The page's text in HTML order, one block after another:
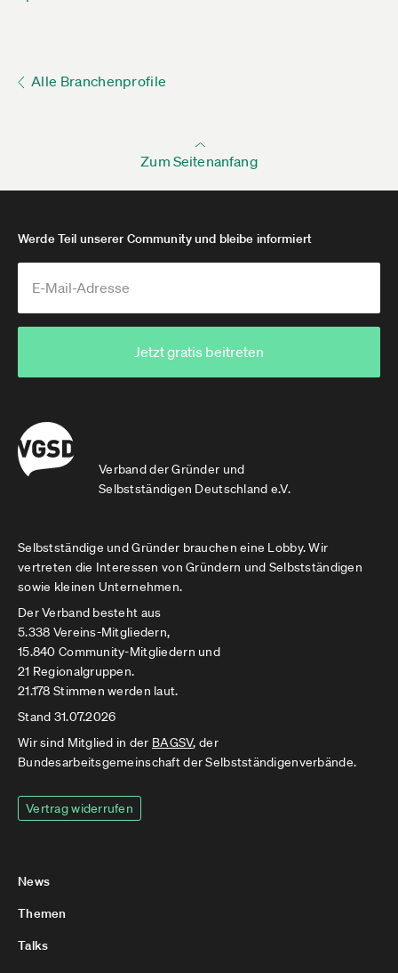
Alle Branchenprofile
Zum Seitenanfang
Verband der Gründer und
Selbstständigen Deutschland e.V.
Werde Teil unserer Community und bleibe informiert
Jetzt gratis beitreten
Selbstständige und Gründer brauchen eine Lobby. Wir
vertreten die Interessen von Gründern und Selbstständigen
sowie kleinen Unternehmen.
Der Verband besteht aus
5.338 Vereins-Mitgliedern,
15.840 Community-Mitgliedern und
21 Regionalgruppen.
21.178 Stimmen werden laut.
Stand 31.07.2026
Wir sind Mitglied in der BAGSV, der
Bundesarbeitsgemeinschaft der Selbstständigenverbände.
Vertrag widerrufen
News
Themen
Talks